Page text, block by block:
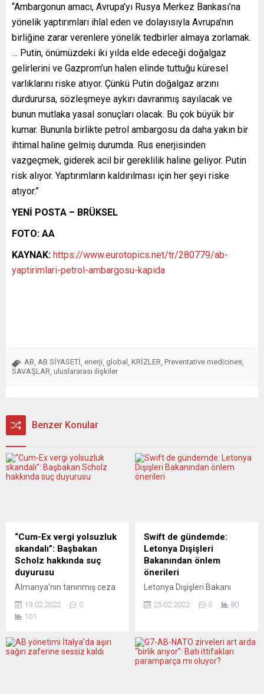
“Ambargonun amacı, Avrupa’yı Rusya Merkez Bankası’na
yönelik yaptırımları ihlal eden ve dolayısıyla Avrupa’nın
birliğine zarar verenlere yönelik tedbirler almaya zorlamak.
… Putin, önümüzdeki iki yılda elde edeceği doğalgaz
gelirlerini ve Gazprom’un halen elinde tuttuğu küresel
varlıklarını riske atıyor. Çünkü Putin doğalgaz arzını
durdurursa, sözleşmeye aykırı davranmış sayılacak ve
bunun mutlaka yasal sonuçları olacak. Bu çok büyük bir
kumar. Bununla birlikte petrol ambargosu da daha yakın bir
ihtimal haline gelmiş durumda. Rus enerjisinden
vazgeçmek, giderek acil bir gereklilik haline geliyor. Putin
risk alıyor. Yaptırımların kaldırılması için her şeyi riske
atıyor.”
YENİ POSTA – BRÜKSEL
FOTO: AA
KAYNAK: https://www.eurotopics.net/tr/280779/ab-
yaptirimlari-petrol-ambargosu-kapida
AB AB SİYASETİ enerji global KRİZLER Preventative medicines
SAVAŞLAR uluslararası ilişkiler
Benzer Konular
“Cum-Ex vergi yolsuzluk
skandalı”: Başbakan
Scholz hakkında suç
duyurusu
Almanya’nın tanınmış ceza
Gerhard Strate, Almanya
Başbakanı Olaf Scholz
yolsuzluk skandalına karışan
Warburg Bank’a ilişkin suç
19.02.2022
0
101
Swift de gündemde:
Letonya Dışişleri
Bakanından önlem
önerileri
Letonya Dışişleri Bakanı
Ukrayna’ya saldırılarına
dedi ve Rusya’nın Swift dışı
bırakılmasını istedi.
25.02.2022 0 80